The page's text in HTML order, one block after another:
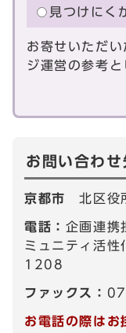
見つけにく
お寄せいただ
ジ運営の参考と
お問い合わせ
京都市北区役
電話： 企画連携
ミュニティ活
1208
ファックス：
お電話の際はお